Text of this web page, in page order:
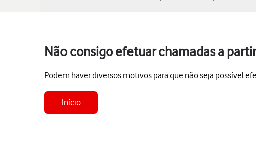
Não consigo efetuar chamadas a
Podem haver diversos motivos para que não seja possível
Início